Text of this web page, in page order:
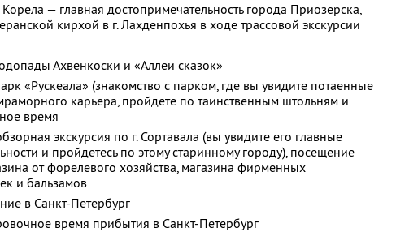
— главная достопримечательность города Приозерска,
кирхой в г. Лахденпохья в ходе трассовой экскурсии
Ахвенкоски и «Аллеи сказок»
«Рускеала» (знакомство с парком, где вы увидите потаенные
карьера, пройдете по таинственным штольням и
время
экскурсия по г. Сортавала (вы увидите его главные
и пройдетесь по этому старинному городу), посещение
от форелевого хозяйства, магазина фирменных
и бальзамов
в Санкт-Петербург
время прибытия в Санкт-Петербург